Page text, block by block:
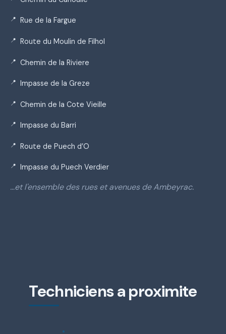
Rue de la Fargue
Route du Moulin de Filhol
Chemin de la Riviere
Impasse de la Greze
Chemin de la Cote Vieille
Impasse du Barri
Route de Puech d’O
Impasse du Puech Verdier
…et l'ensemble des rues et avenues de Ambeyrac.
Techniciens a proximite